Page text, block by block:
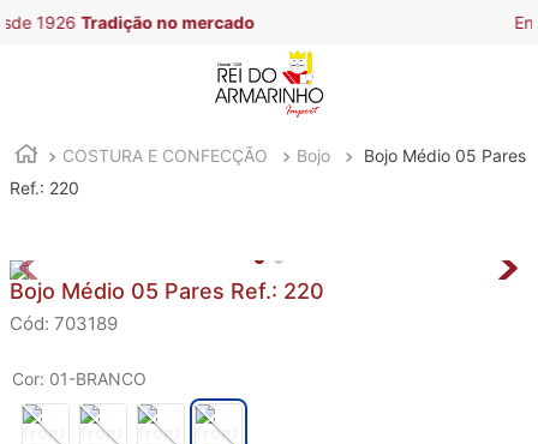
Entregamos em
COSTURA E CONFECÇÃO Bojo
Bojo Médio 05 Pares
Ref.: 220
Bojo Médio 05 Pares Ref.: 220
: 703189
Cor: 01-BRANCO